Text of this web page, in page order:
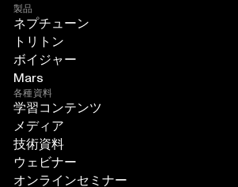
製品
ネプチューン
トリトン
ボイジャー
Mars
各種資料
学習コンテンツ
メディア
技術資料
ウェビナー
オンラインセミナー